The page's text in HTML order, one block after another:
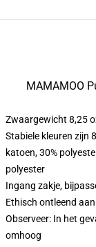
MAMAMOO
Zwaargewicht 8,25
Stabiele kleuren zijn
katoen, 30%
polyester
Ingang zakje,
Ethisch ontleend
Observeer: In het
omhoog